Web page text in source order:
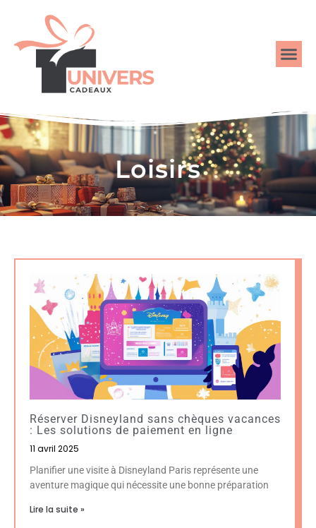
Loisirs
Réserver Disneyland sans chèques vacances
: Les solutions de paiement en ligne
11 avril 2025
Planifier une visite à Disneyland Paris représente une
aventure magique qui nécessite une bonne préparation
Lire la suite »